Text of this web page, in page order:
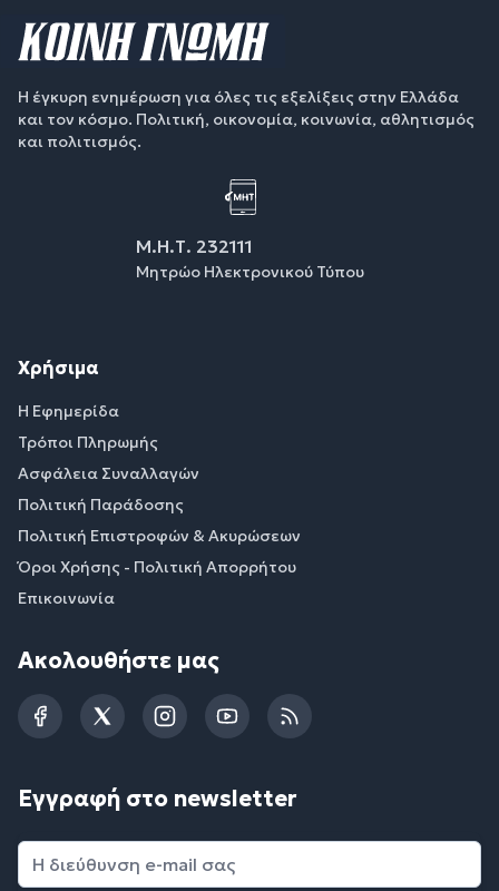
Η έγκυρη ενημέρωση για όλες τις εξελίξεις στην Ελλάδα
και τον κόσμο. Πολιτική, οικονομία, κοινωνία, αθλητισμός
και πολιτισμός.
Μ.Η.Τ. 232111
Μητρώο Ηλεκτρονικού Τύπου
Χρήσιμα
Η Εφημερίδα
Τρόποι Πληρωμής
Ασφάλεια Συναλλαγών
Πολιτική Παράδοσης
Πολιτική Επιστροφών & Ακυρώσεων
Όροι Χρήσης - Πολιτική Απορρήτου
Επικοινωνία
Ακολουθήστε μας
FacebookTwitterInstagramYouTubeRSS
Εγγραφή στο newsletter